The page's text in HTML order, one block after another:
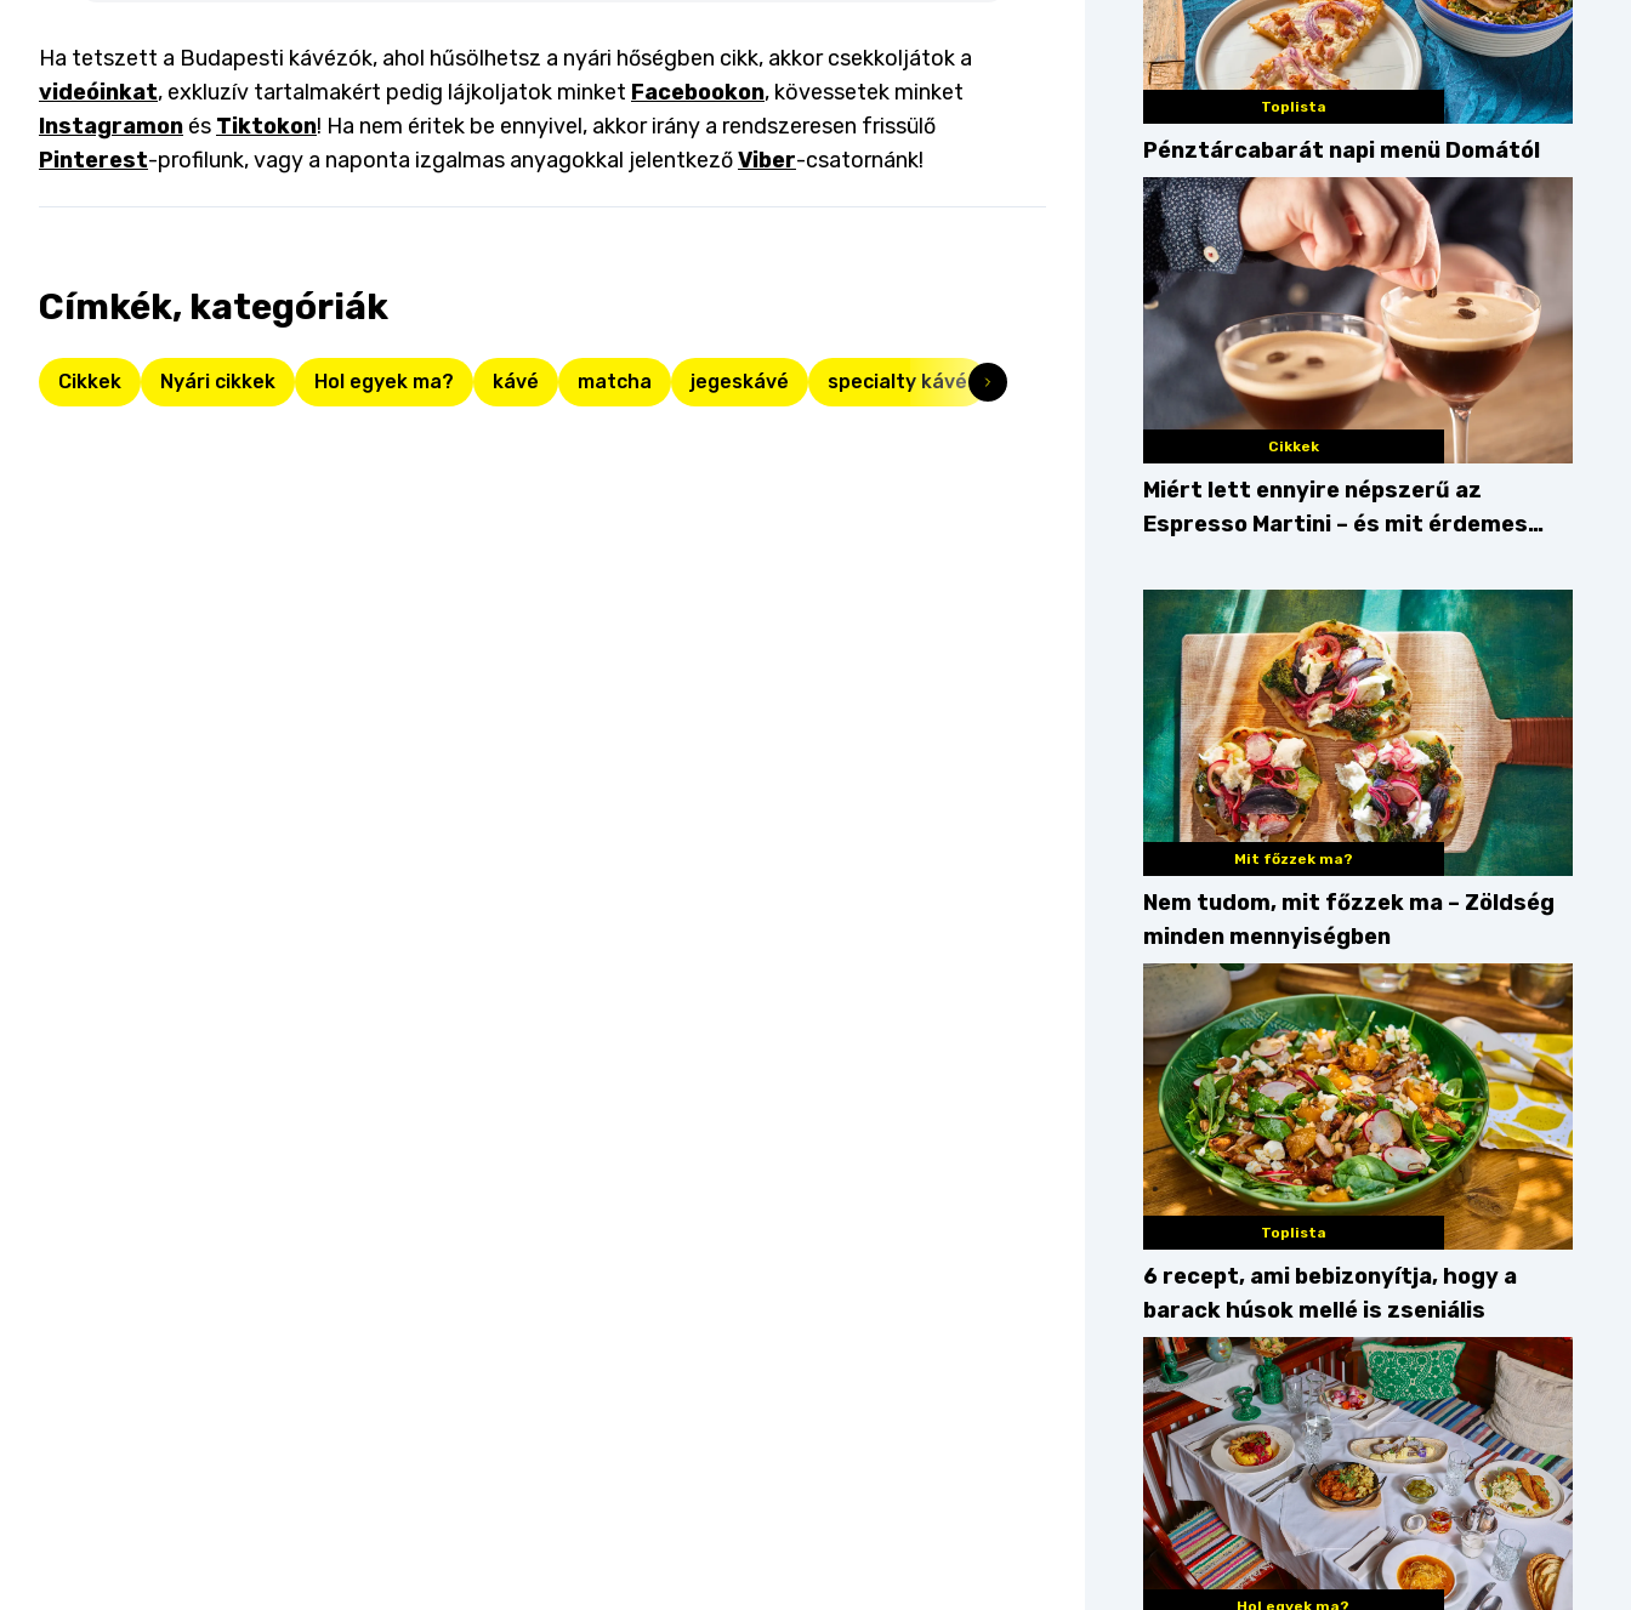
Ha tetszett a Budapesti kávézók, ahol hűsölhetsz a nyári hőségben cikk, akkor csekkoljátok a
videóinkat, exkluzív tartalmakért pedig lájkoljatok minket Facebookon, kövessetek minket
Instagramon és Tiktokon! Ha nem éritek be ennyivel, akkor irány a rendszeresen frissülő
Pinterest-profilunk, vagy a naponta izgalmas anyagokkal jelentkezőViber-csatornánk!
Címkék, kategóriák
Cikkek Nyári cikkek Hol egyek ma? kávé matcha jegeskávé specialty kávé
Toplista
Pénztárcabarát napi menü Domától
Cikkek
Miért lett ennyire népszerű az
Espresso Martini – és mit érdemes
Mit főzzek ma?
Nem tudom, mit főzzek ma – Zöldség
minden mennyiségben
Toplista
6 recept, ami bebizonyítja, hogy a
barack húsok mellé is zseniális
Hol egyek ma?